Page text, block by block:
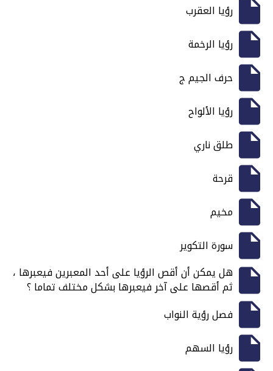
رؤيا العقرب
رؤيا الرخمة
حرف الجيم ج
رؤيا الألواح
طلق ناري
قرحة
مخيم
سورة التكوير
هل يمكن أن أقص الرؤيا على أحد المعبرين فيعبرها ،
ثم أقصها على آخر فيعبرها بشكل مختلف تماما ؟
فصل رؤية النواب
رؤيا السهم